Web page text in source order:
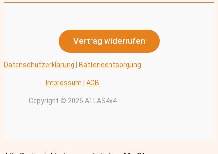
Vertrag widerrufen
Datenschutzerklärung Batterieentsorgung
Impressum AGB
Copyright © 2026 ATLAS4x4